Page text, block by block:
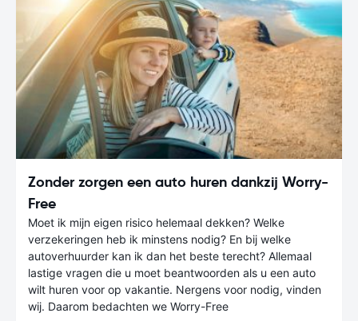
Zonder zorgen een auto huren dankzij Worry-
Free
Moet ik mijn eigen risico helemaal dekken? Welke
verzekeringen heb ik minstens nodig? En bij welke
autoverhuurder kan ik dan het beste terecht? Allemaal
lastige vragen die u moet beantwoorden als u een auto
wilt huren voor op vakantie. Nergens voor nodig, vinden
wij. Daarom bedachten we Worry-Free